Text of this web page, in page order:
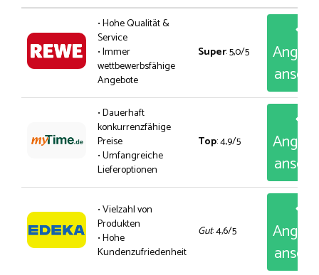
• Hohe Qualität &
Service
• Immer
wettbewerbsfähige
Angebote
Super: 5,0/5
• Dauerhaft
konkurrenzfähige
Preise
• Umfangreiche
Lieferoptionen
Top: 4,9/5
• Vielzahl von
Produkten
• Hohe
Kundenzufriedenheit
Gut: 4,6/5